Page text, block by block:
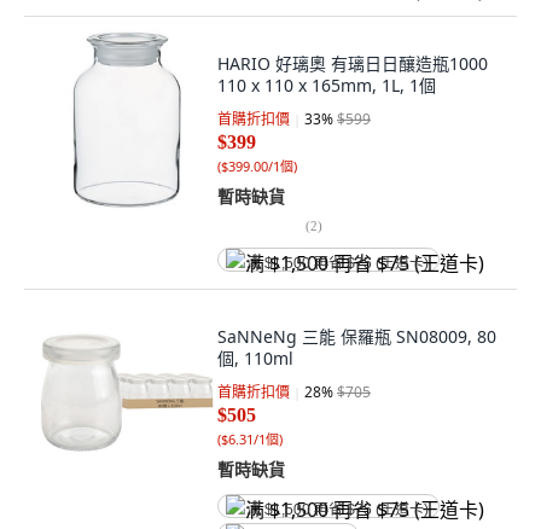
HARIO 好璃奧 有璃日日釀造瓶1000
110 x 110 x 165mm, 1L, 1個
首購折扣價 33%$599
$399
($399.00/1個)
暫時缺貨
(2)
满 $1,500 再省 $75 (王道卡)
SaNNeNg 三能 保羅瓶 SN08009, 80
個, 110ml
首購折扣價 28%$705
$505
($6.31/1個)
暫時缺貨
满 $1,500 再省 $75 (王道卡)